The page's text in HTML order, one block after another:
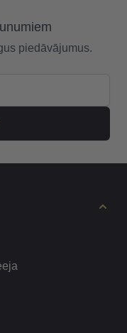
piedāvājumus.